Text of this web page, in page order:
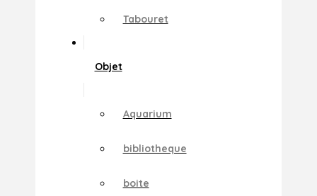
Tabouret
Objet
Aquarium
bibliotheque
boite